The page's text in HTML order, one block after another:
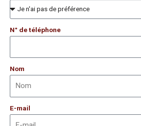
N° de téléphone
Nom
E-mail